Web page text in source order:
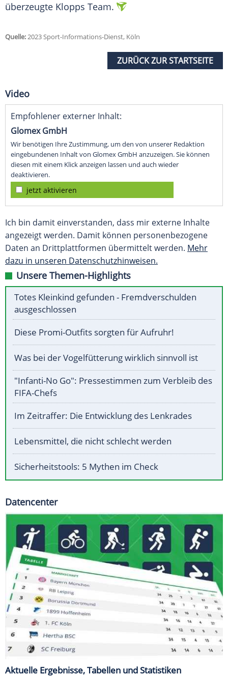
überzeugte Klopps Team.
Quelle:2023 Sport-Informations-Dienst, Köln
ZURÜCK ZUR STARTSEITE
Video
Empfohlener externer Inhalt:
Glomex GmbH
Wir benötigen Ihre Zustimmung, um den von unserer Redaktion
eingebundenen Inhalt von Glomex GmbH anzuzeigen. Sie können
diesen mit einem Klick anzeigen lassen und auch wieder
deaktivieren.
jetzt aktivieren
Ich bin damit einverstanden, dass mir externe Inhalte
angezeigt werden. Damit können personenbezogene
Daten an Drittplattformen übermittelt werden. Mehr
dazu in unseren Datenschutzhinweisen.
Unsere Themen-Highlights
Totes Kleinkind gefunden - Fremdverschulden
ausgeschlossen
Diese Promi-Outfits sorgten für Aufruhr!
Was bei der Vogelfütterung wirklich sinnvoll ist
"Infanti-No Go": Pressestimmen zum Verbleib des
FIFA-Chefs
Im Zeitraffer: Die Entwicklung des Lenkrades
Lebensmittel, die nicht schlecht werden
Sicherheitstools: 5 Mythen im Check
Datencenter
Aktuelle Ergebnisse, Tabellen und Statistiken